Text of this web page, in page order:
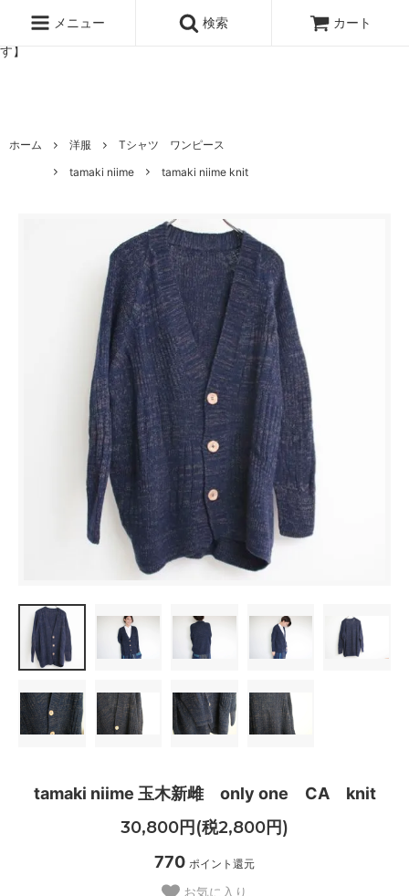
ッタのオンラインストア【アラビア,クイストゴーなどの北欧ヴィンテ
ージ食器,雅峰窯やソルテグラスジュエリーなどの作家の作品が並びま
す】
メニュー 検索 カート
ホーム 洋服
Tシャツ ワンピース
tamaki niime
tamaki niime knit
tamaki niime 玉木新雌 only one CA knit
30,800円(税2,800円)
770 ポイント還元
お気に入り